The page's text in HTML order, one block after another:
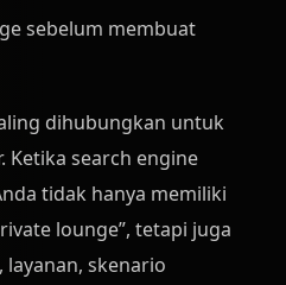
sebelum membuat
dihubungkan untuk
Ketika search engine
tidak hanya memiliki
lounge”, tetapi juga
layanan, skenario